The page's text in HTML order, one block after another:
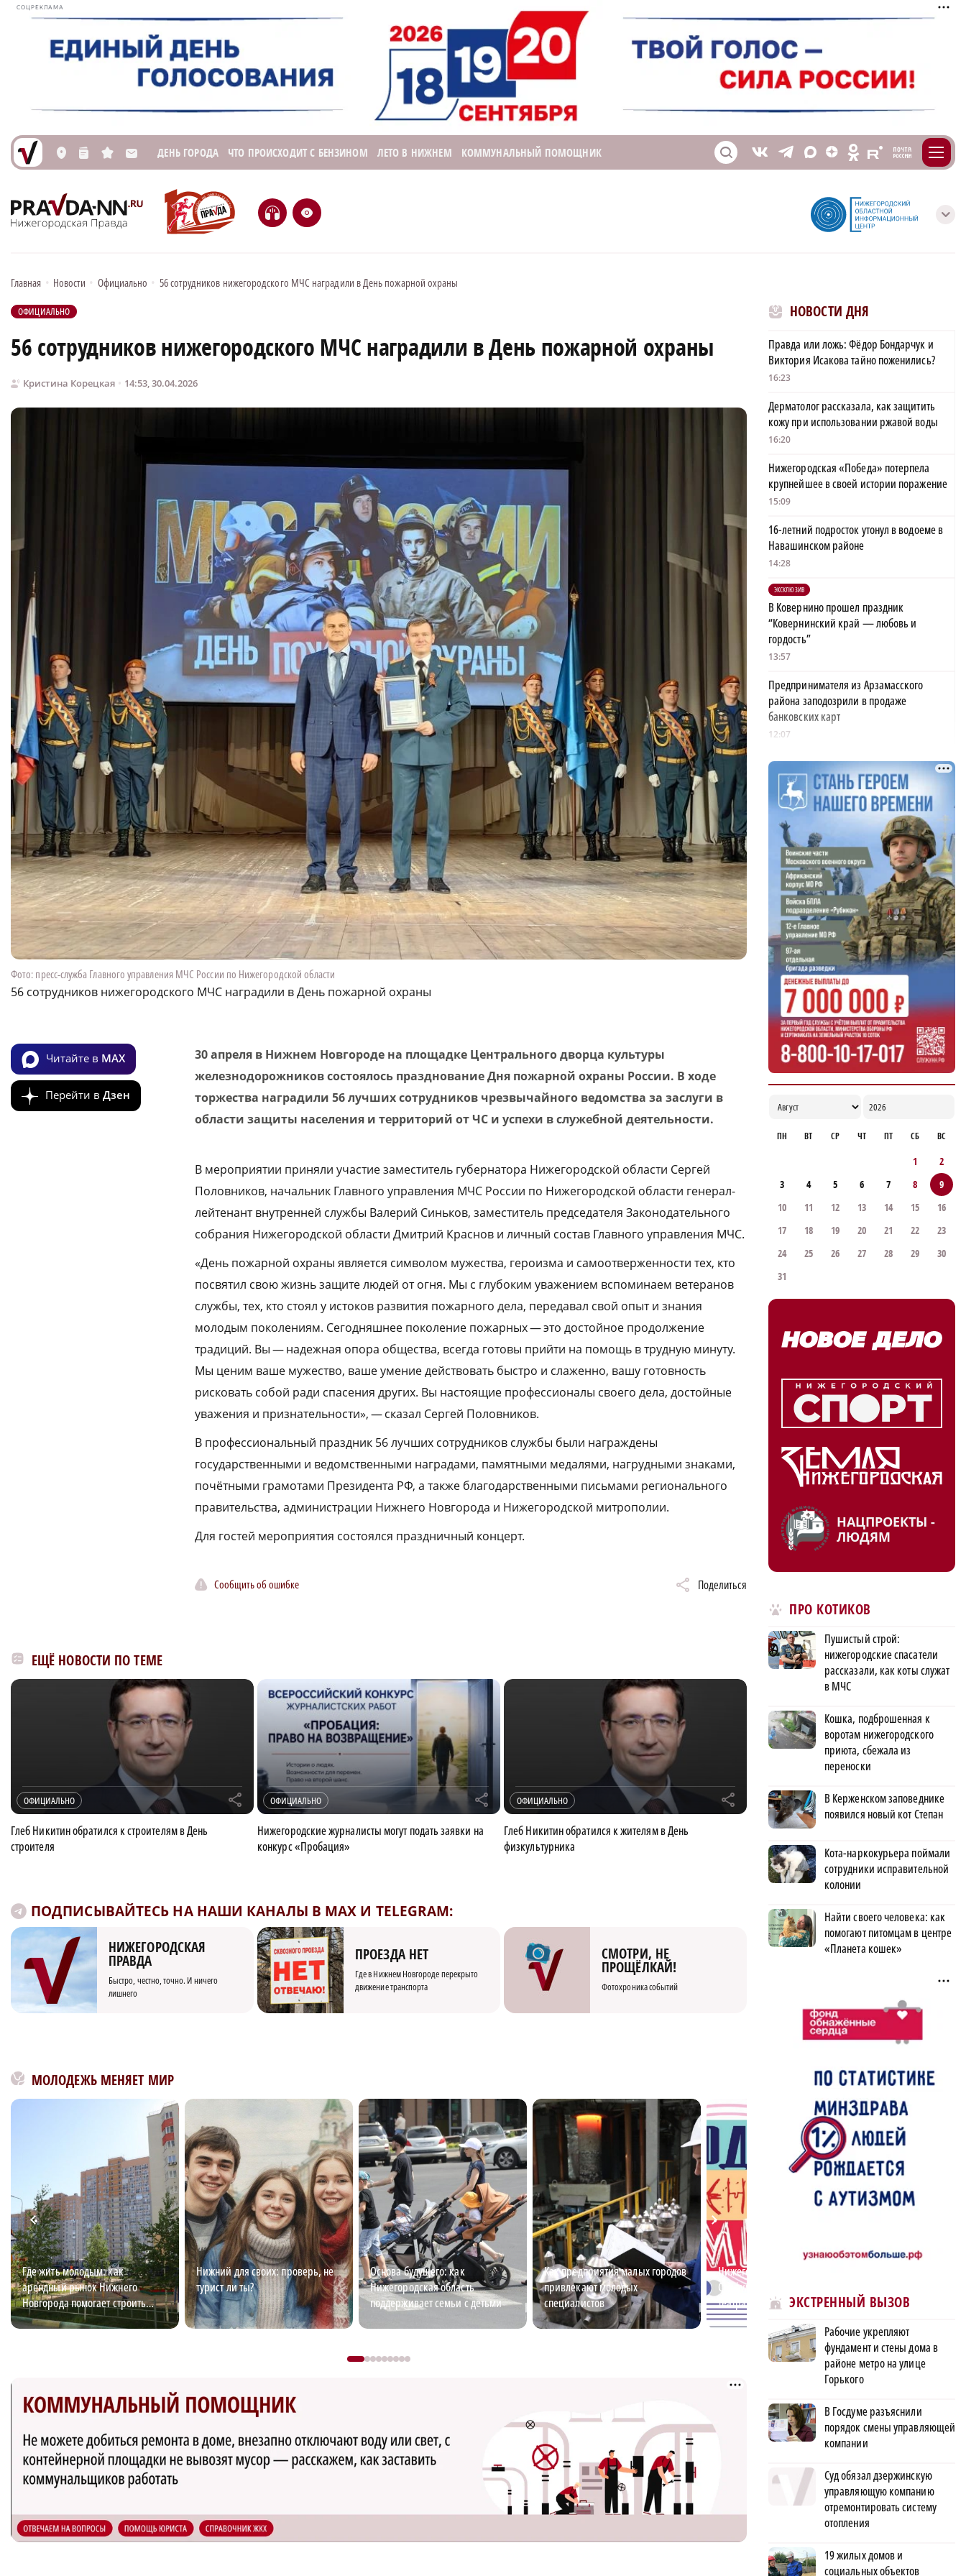
СОЦРЕКЛАМА
L n s M ДЕНЬ ГОРОДА ЧТО ПРОИСХОДИТ С БЕНЗИНОМ ЛЕТО В НИЖНЕМ КОММУНАЛЬНЫЙ ПОМОЩНИК S V T X Z O E m
H e с
Главная • Новости • Официально • 56 сотрудников нижегородского МЧС наградили в День пожарной охраны
ОФИЦИАЛЬНО
56 сотрудников нижегородского МЧС наградили в День пожарной охраны
Кристина Корецкая 14:53, 30.04.2026
Фото: пресс-служба Главного управления МЧС России по Нижегородской области
56 сотрудников нижегородского МЧС наградили в День пожарной охраны
Читайте в MAX
Перейти в Дзен
30 апреля в Нижнем Новгороде на площадке Центрального дворца культуры
железнодорожников состоялось празднование Дня пожарной охраны России. В ходе
торжества наградили 56 лучших сотрудников чрезвычайного ведомства за заслуги в
области защиты населения и территорий от ЧС и успехи в служебной деятельности.
В мероприятии приняли участие заместитель губернатора Нижегородской области Сергей
Половников, начальник Главного управления МЧС России по Нижегородской области генерал-
лейтенант внутренней службы Валерий Синьков, заместитель председателя Законодательного
собрания Нижегородской области Дмитрий Краснов и личный состав Главного управления МЧС.
«День пожарной охраны является символом мужества, героизма и самоотверженности тех, кто
посвятил свою жизнь защите людей от огня. Мы с глубоким уважением вспоминаем ветеранов
службы, тех, кто стоял у истоков развития пожарного дела, передавал свой опыт и знания
молодым поколениям. Сегодняшнее поколение пожарных — это достойное продолжение
традиций. Вы — надежная опора общества, всегда готовы прийти на помощь в трудную минуту.
Мы ценим ваше мужество, ваше умение действовать быстро и слаженно, вашу готовность
рисковать собой ради спасения других. Вы настоящие профессионалы своего дела, достойные
уважения и признательности», — сказал Сергей Половников.
В профессиональный праздник 56 лучших сотрудников службы были награждены
государственными и ведомственными наградами, памятными медалями, нагрудными знаками,
почётными грамотами Президента РФ, а также благодарственными письмами регионального
правительства, администрации Нижнего Новгорода и Нижегородской митрополии.
Для гостей мероприятия состоялся праздничный концерт.
Сообщить об ошибке Поделиться
ЕЩЁ НОВОСТИ ПО ТЕМЕ
ОФИЦИАЛЬНО r
Глеб Никитин обратился к строителям в День
строителя
ОФИЦИАЛЬНО r
Нижегородские журналисты могут подать заявки на
конкурс «Пробация»
ОФИЦИАЛЬНО r
Глеб Никитин обратился к жителям в День
физкультурника
ПОДПИСЫВАЙТЕСЬ НА НАШИ КАНАЛЫ В MAX И TELEGRAM:
НИЖЕГОРОДСКАЯ
ПРАВДА
Быстро, честно, точно. И ничего
лишнего
ПРОЕЗДА НЕТ
Где в Нижнем Новгороде перекрыто
движение транспорта
СМОТРИ, НЕ
ПРОЩЁЛКАЙ!
Фотохроника событий
МОЛОДЕЖЬ МЕНЯЕТ МИР
Где жить молодым: как
арендный рынок Нижнего
Новгорода помогает строить
карьеру
Нижний для своих: проверь, не
турист ли ты?
Основа будущего: как
Нижегородская область
поддерживает семьи с детьми
Как предприятия малых городов
привлекают молодых
специалистов
Нижегородский студент Ахмед
Сайфулин победил в
театральном конкурсе
«Табуретка»
специалистов в
НОВОСТИ ДНЯ
Правда или ложь: Фёдор Бондарчук и
Виктория Исакова тайно поженились?
16:23
Дерматолог рассказала, как защитить
кожу при использовании ржавой воды
16:20
Нижегородская «Победа» потерпела
крупнейшее в своей истории поражение
15:09
16-летний подросток утонул в водоеме в
Навашинском районе
14:28
ЭКСКЛЮЗИВ
В Ковернино прошел праздник
“Ковернинский край — любовь и
гордость”
13:57
Предпринимателя из Арзамасского
района заподозрили в продаже
банковских карт
12:07
Четырехлетний ребенок пострадал при
столкновении машин в Нижнем
Новгороде
11:40
93 обращения поступили в службы
Дзержинска после ураганного ветра
10:28
350 пар поженились в Нижегородской
области в «красивую дату»
10:05
Деревянное здание загорелось от удара
молнии в Борском районе
09:42
ПН ВТ СР ЧТ ПТ СБ ВС
1
2
3
4 5 6 7 8
9
10
11 12 13 14 15
16
17
18 19 20 21 22
23
24
25 26 27 28 29
30
31
НАЦПРОЕКТЫ -
ЛЮДЯМ
ПРО КОТИКОВ
Пушистый строй:
нижегородские спасатели
рассказали, как коты служат
в МЧС
Кошка, подброшенная к
воротам нижегородского
приюта, сбежала из
переноски
В Керженском заповеднике
появился новый кот Степан
Кота-наркокурьера поймали
сотрудники исправительной
колонии
Найти своего человека: как
помогают питомцам в центре
«Планета кошек»
ЭКСТРЕННЫЙ ВЫЗОВ
Рабочие укрепляют
фундамент и стены дома в
районе метро на улице
Горького
В Госдуме разъяснили
порядок смены управляющей
компании
Суд обязал дзержинскую
управляющую компанию
отремонтировать систему
отопления
19 жилых домов и
социальных объектов